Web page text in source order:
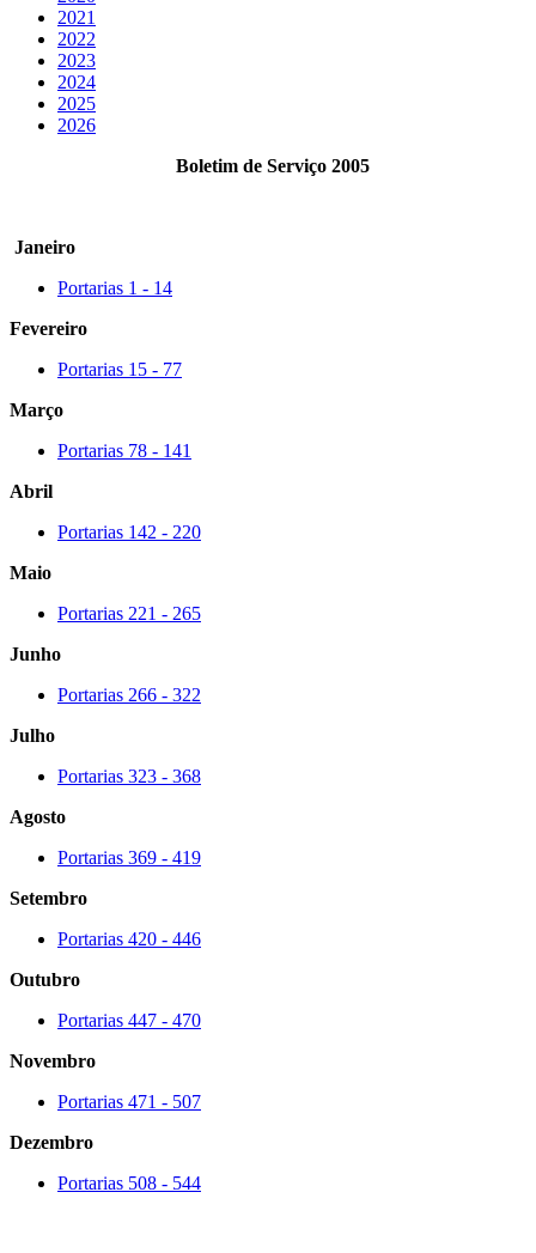
2021
2022
2023
2024
2025
2026
Boletim de Serviço 2005
Janeiro
Portarias 1 - 14
Fevereiro
Portarias 15 - 77
Março
Portarias 78 - 141
Abril
Portarias 142 - 220
Maio
Portarias 221 - 265
Junho
Portarias 266 - 322
Julho
Portarias 323 - 368
Agosto
Portarias 369 - 419
Setembro
Portarias 420 - 446
Outubro
Portarias 447 - 470
Novembro
Portarias 471 - 507
Dezembro
Portarias 508 - 544